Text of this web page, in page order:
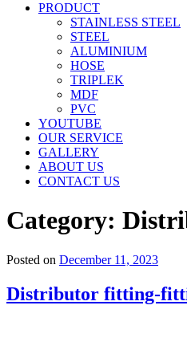
PRODUCT
STAINLESS STEEL
STEEL
ALUMINIUM
HOSE
TRIPLEK
MDF
PVC
YOUTUBE
OUR SERVICE
GALLERY
ABOUT US
CONTACT US
Category:
Posted on December 11, 2023
Distributor fitting-